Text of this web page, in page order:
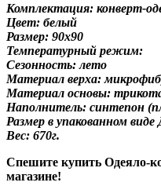
Комплектация: конверт-
Цвет: белый
Размер: 90х90
Температурный режим:
Сезонность: лето
Материал верха:
Материал основы:
Наполнитель: синтепон
Размер в упакованном
Вес: 670г.
Спешите купить Одеяло-
магазине!